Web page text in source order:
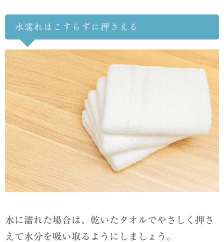
水濡れはこすらずに押さえる
水に濡れた場合は、乾いたタオルでやさしく押さ
えて水分を吸い取るようにしましょう。